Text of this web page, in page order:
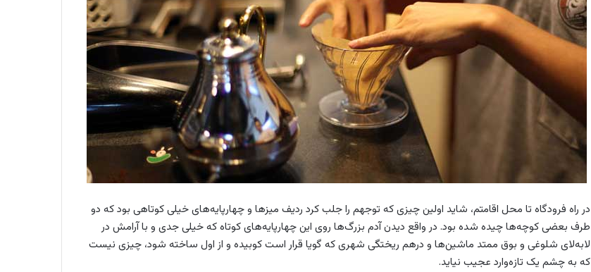
در راه فرودگاه تا محل اقامتم، شاید اولین چیزی که توجهم را جلب کرد ردیف میزها و چهارپایه‌های خیلی کوتاهی بود که دو
طرف بعضی کوچه‌ها چیده شده بود. در واقع دیدن آدم بزرگ‌ها روی این چهارپایه‌های کوتاه که خیلی جدی و با آرامش در
لابه‌لای شلوغی و بوق ممتد ماشین‌ها و درهم ریختگی شهری که گویا قرار است کوبیده و از اول ساخته شود، چیزی نیست
که به چشم یک تاز‌ه‌وارد عجیب نیاید.